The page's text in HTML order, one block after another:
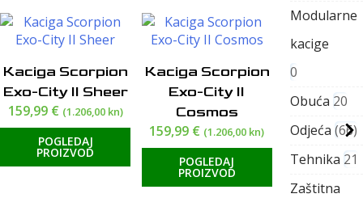
Kaciga Scorpion
Exo-City II Sheer
159,99 € (1.206,00 kn)
POGLEDAJ
PROIZVOD
Kaciga Scorpion
Exo-City II
Cosmos
159,99 € (1.206,00 kn)
POGLEDAJ
PROIZVOD
Modularne
kacige
0
Obuća 20
Odjeća 66
Tehnika 21
Zaštitna